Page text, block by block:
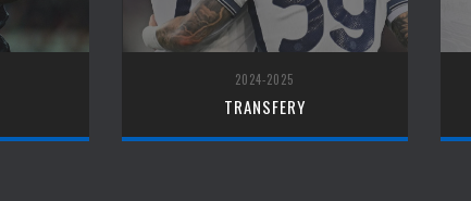
2024-2025
TRANSFERY